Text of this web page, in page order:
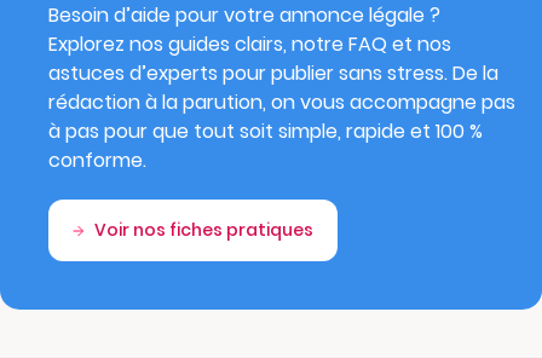
Besoin d’aide pour votre annonce légale ?
Explorez nos guides clairs, notre FAQ et nos
astuces d’experts pour publier sans stress. De la
rédaction à la parution, on vous accompagne pas
à pas pour que tout soit simple, rapide et 100 %
conforme.
Voir nos fiches pratiques